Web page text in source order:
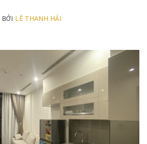
BỞI LÊ THANH HẢI